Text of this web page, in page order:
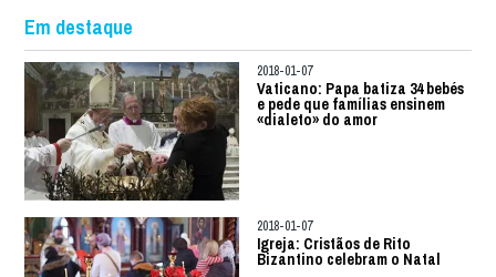
Em destaque
2018-01-07
Vaticano: Papa batiza 34 bebés
e pede que famílias ensinem
«dialeto» do amor
2018-01-07
Igreja: Cristãos de Rito
Bizantino celebram o Natal